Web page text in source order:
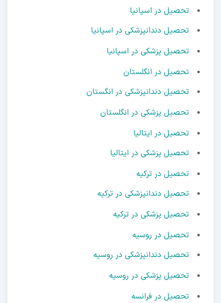
تحصیل در اسپانیا
تحصیل دندانپزشکی در اسپانیا
تحصیل پزشکی در اسپانیا
تحصیل در انگلستان
تحصیل دندانپزشکی در انگستان
تحصیل پزشکی در انگلستان
تحصیل در ایتالیا
تحصیل پزشکی در ایتالیا
تحصیل در ترکیه
تحصیل دندانپزشکی در ترکیه
تحصیل پزشکی در ترکیه
تحصیل در روسیه
تحصیل دندانپزشکی در روسیه
تحصیل پزشکی در روسیه
تحصیل در فرانسه